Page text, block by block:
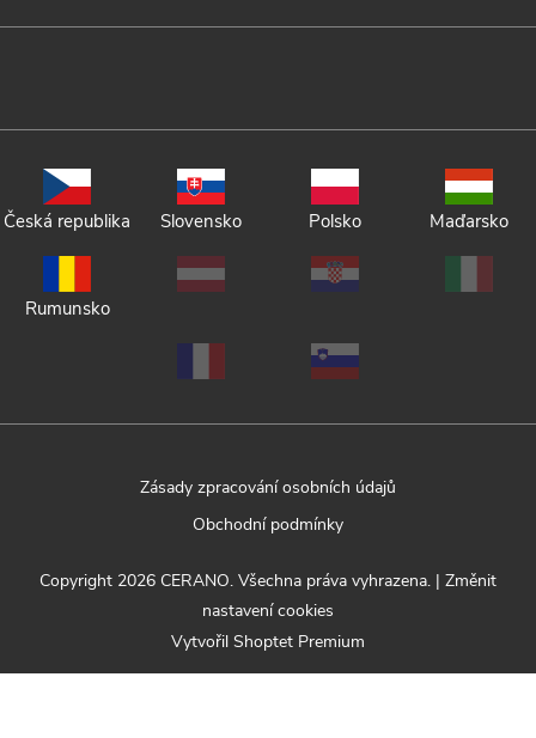
Česká republika Slovensko Polsko Maďarsko
Rumunsko
Zásady zpracování osobních údajů
Obchodní podmínky
Vytvořil Shoptet Premium
Copyright 2026 CERANO. Všechna práva vyhrazena. | Změnit
nastavení cookies